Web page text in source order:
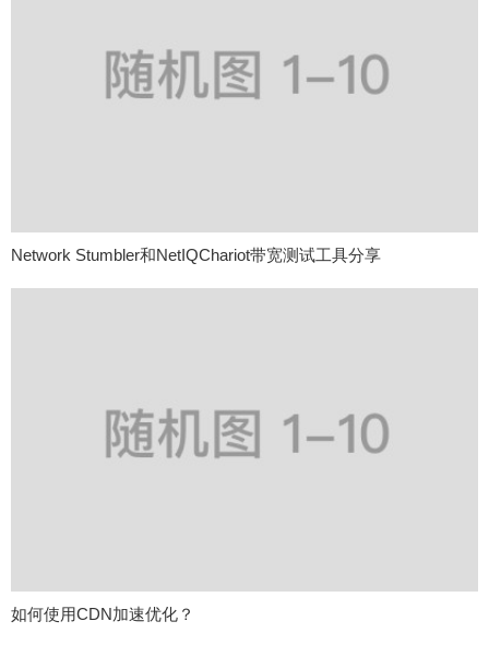
Network Stumbler和NetIQChariot带宽测试工具分享
如何使用CDN加速优化？